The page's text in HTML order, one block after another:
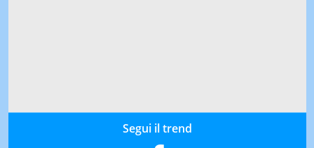
Segui il trend